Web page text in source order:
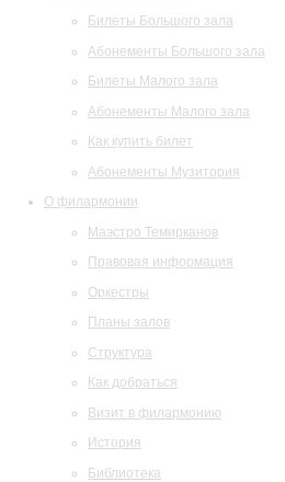
Билеты Большого зала
Абонементы Большого зала
Билеты Малого зала
Абонементы Малого зала
Как купить билет
Абонементы Музитория
О филармонии
Маэстро Темирканов
Правовая информация
Оркестры
Планы залов
Структура
Как добраться
Визит в филармонию
История
Библиотека